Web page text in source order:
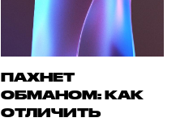
ПАХНЕТ
ОБМАНОМ: КАК
ОТЛИЧИТЬ